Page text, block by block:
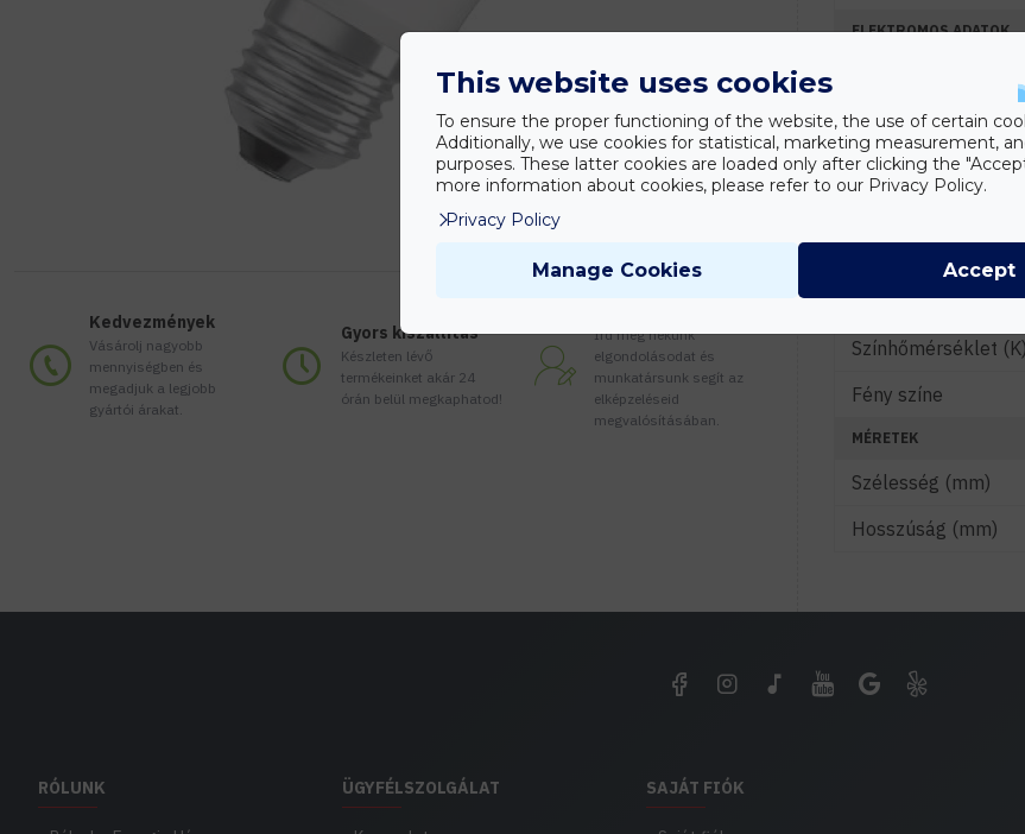
Kedvezmények
Vásárolj nagyobb
mennyiségben és
megadjuk a legjobb
gyártói árakat.
Gyors kiszállítás
Készleten lévő
termékeinket akár 24
órán belül megkaphatod!
Írd meg nekünk
elgondolásodat és
munkatársunk segít az
elképzeléseid
megvalósításában.
ELEKTROMOS ADATOK
Névleges
Energiaosztály (A-
Fényáram (lm)
Színhőmérséklet (K)
Fény színe
MÉRETEK
Szélesség (mm)
Hosszúság (mm)
RÓLUNK ÜGYFÉLSZOLGÁLAT SAJÁT FIÓK
This website uses cookies
To ensure the proper functioning of the website, the use of certain
Additionally, we use cookies for statistical, marketing measurement,
purposes. These latter cookies are loaded only after clicking the
more information about cookies, please refer to our Privacy Policy.
Privacy Policy
Manage Cookies Accept